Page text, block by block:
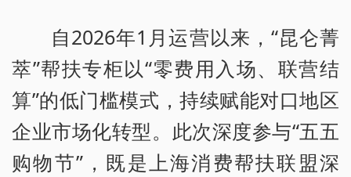
自2026年1月运营以来，“昆仑菁
萃”帮扶专柜以“零费用入场、联营结
算”的低门槛模式，持续赋能对口地区
企业市场化转型。此次深度参与“五五
购物节”，既是上海消费帮扶联盟深